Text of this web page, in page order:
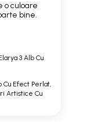
o culoare
bine.
3 Alb Cu
Cu Efect Perlat,
Artistice Cu